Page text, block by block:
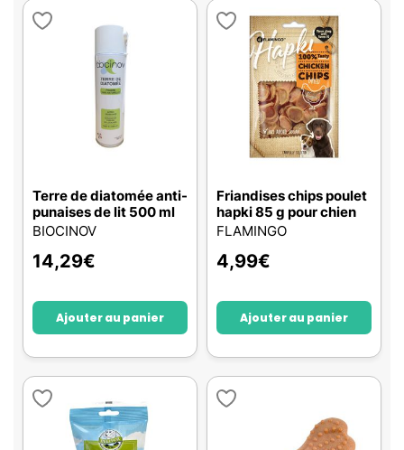
Terre de diatomée anti-
punaises de lit 500 ml
BIOCINOV
14,29€
Ajouter au panier
Friandises chips poulet
hapki 85 g pour chien
FLAMINGO
4,99€
Ajouter au panier